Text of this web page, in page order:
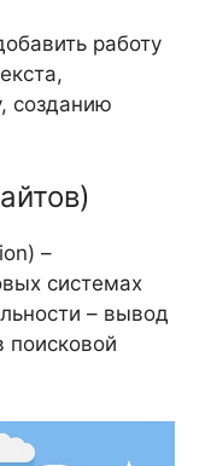
работу
созданию
–
системах
– вывод
поисковой